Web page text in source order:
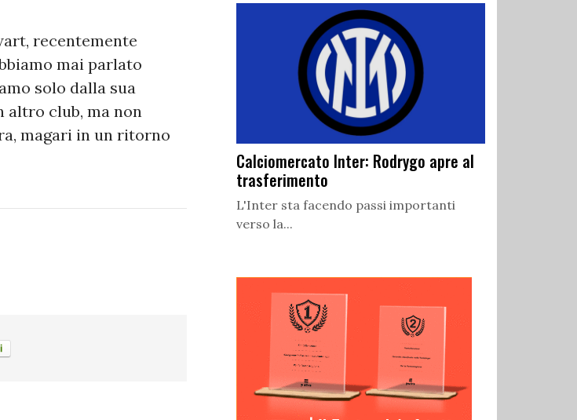
recentemente
mai parlato
solo dalla sua
altro club, ma non
magari in un ritorno
Calciomercato Inter: Rodrygo apre al
trasferimento
L'Inter sta facendo passi importanti
verso la...